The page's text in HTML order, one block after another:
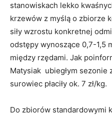
stanowiskach lekko
krzewów z myślą o zbiorze
siły wzrostu konkretnej
odstępy wynoszące 0,7-1,5
między rzędami. Jak
Matysiak ubiegłym sezonie
surowiec płaciły ok. 7 zł/kg.
Do zbiorów standardowymi